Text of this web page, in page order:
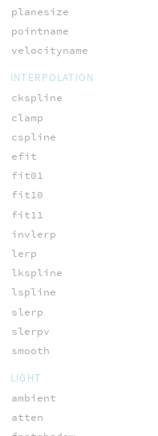
planesize
pointname
velocityname
INTERPOLATION
ckspline
clamp
cspline
efit
fit01
fit10
fit11
invlerp
lerp
lkspline
lspline
slerp
slerpv
smooth
LIGHT
ambient
atten